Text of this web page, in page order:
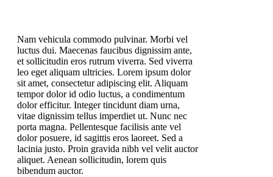
Nam vehicula commodo pulvinar. Morbi vel
luctus dui. Maecenas faucibus dignissim ante,
et sollicitudin eros rutrum viverra. Sed viverra
leo eget aliquam ultricies. Lorem ipsum dolor
sit amet, consectetur adipiscing elit. Aliquam
tempor dolor id odio luctus, a condimentum
dolor efficitur. Integer tincidunt diam urna,
vitae dignissim tellus imperdiet ut. Nunc nec
porta magna. Pellentesque facilisis ante vel
dolor posuere, id sagittis eros laoreet. Sed a
lacinia justo. Proin gravida nibh vel velit auctor
aliquet. Aenean sollicitudin, lorem quis
bibendum auctor.